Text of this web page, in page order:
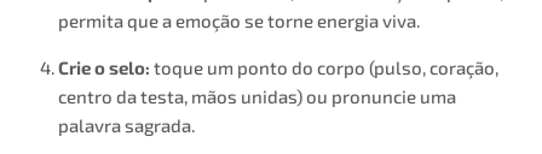
permita que a emoção se torne energia viva.
Crie o selo: toque um ponto do corpo (pulso, coração,
centro da testa, mãos unidas) ou pronuncie uma
palavra sagrada.